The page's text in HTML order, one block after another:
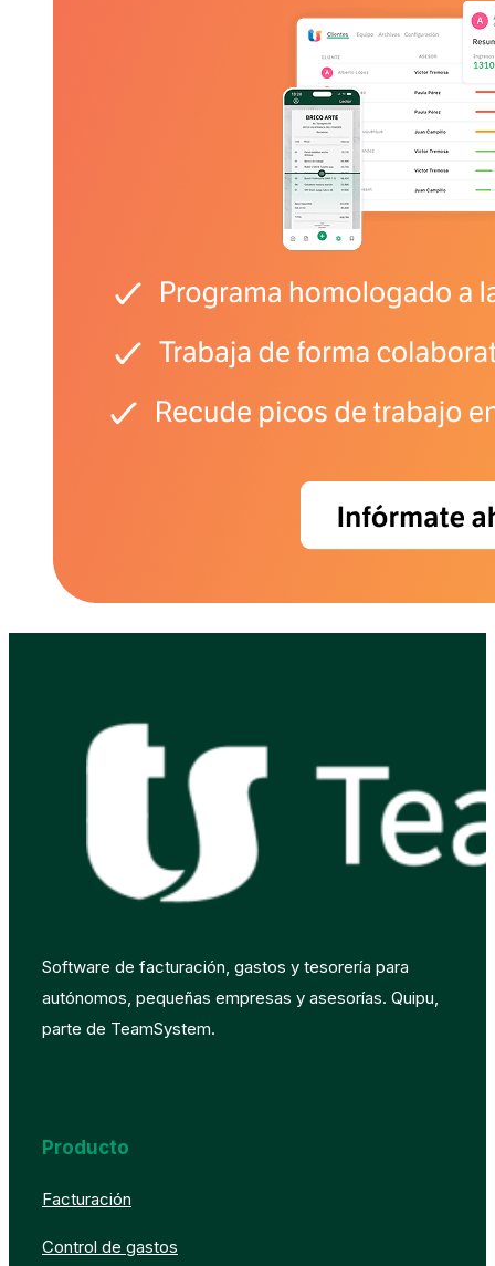
Software de facturación, gastos y tesorería para
autónomos, pequeñas empresas y asesorías. Quipu,
parte de TeamSystem.
Producto
Facturación
Control de gastos